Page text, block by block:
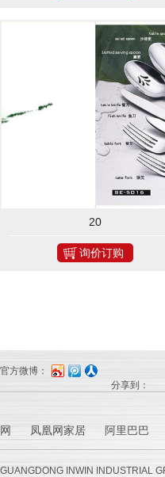
20
询价订购
官方微博：
分享到：
网 凤凰网家居 阿里巴巴
GUANGDONG INWIN INDUSTRIAL